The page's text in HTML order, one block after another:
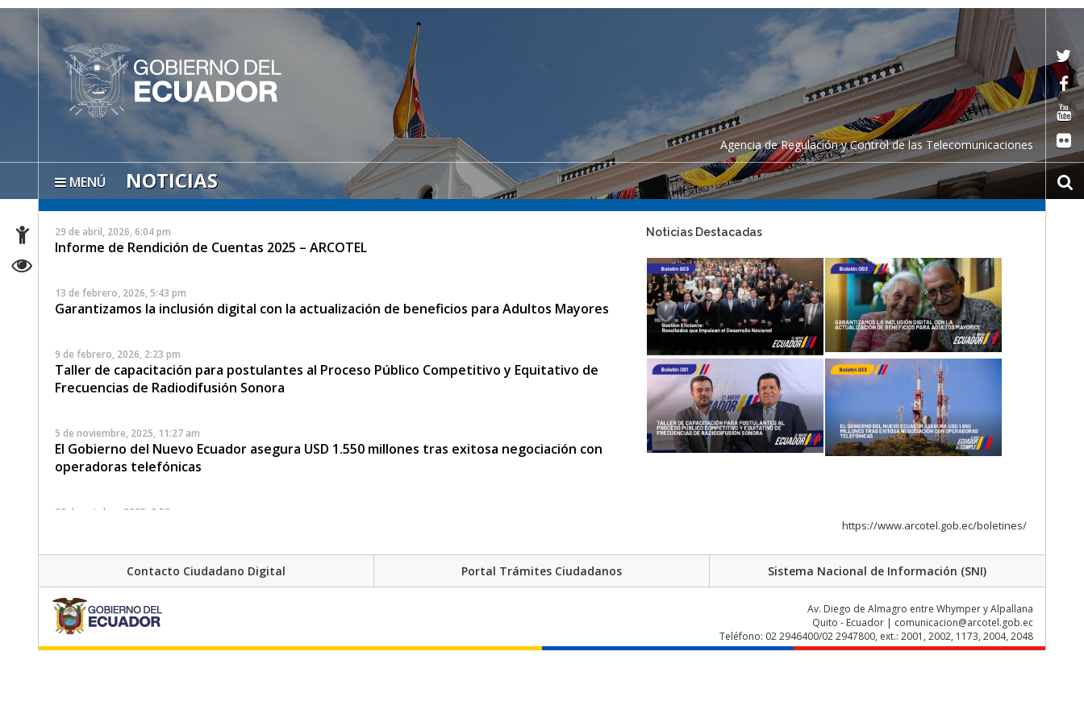
Agencia de Regulación y Control de las Telecomunicaciones
MENÚ NOTICIAS
29 de abril, 2026, 6:04 pm
Informe de Rendición de Cuentas 2025 – ARCOTEL
13 de febrero, 2026, 5:43 pm
Garantizamos la inclusión digital con la actualización de beneficios para Adultos Mayores
9 de febrero, 2026, 2:23 pm
Taller de capacitación para postulantes al Proceso Público Competitivo y Equitativo de
Frecuencias de Radiodifusión Sonora
5 de noviembre, 2025, 11:27 am
El Gobierno del Nuevo Ecuador asegura USD 1.550 millones tras exitosa negociación con
operadoras telefónicas
22 de octubre, 2025, 2:52 pm
21 de octubre, 2025, 4:43 pm
Jornada de Concienciación en Ciberseguridad de la ARCOTEL
7 de octubre, 2025, 11:10 am
Noticias Destacadas
https://www.arcotel.gob.ec/boletines/
Contacto Ciudadano Digital Portal Trámites Ciudadanos Sistema Nacional de Información (SNI)
Av. Diego de Almagro entre Whymper y Alpallana
Quito - Ecuador | comunicacion@arcotel.gob.ec
Teléfono: 02 2946400/02 2947800, ext.: 2001, 2002, 1173, 2004, 2048